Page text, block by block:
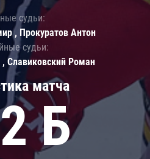
матча
Б
судьи:
, Прокуратов Антон
судьи:
Славиковский Роман